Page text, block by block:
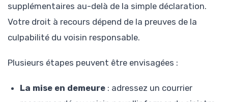
supplémentaires au-delà de la simple déclaration.
Votre droit à recours dépend de la preuves de la
culpabilité du voisin responsable.
Plusieurs étapes peuvent être envisagées :
La mise en demeure : adressez un courrier